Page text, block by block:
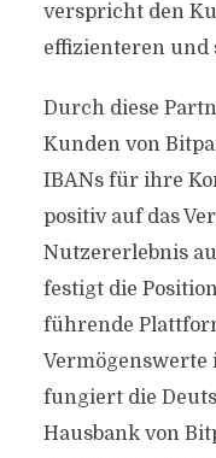
verspricht den
effizienteren und
Durch diese
Kunden von
IBANs für ihre
positiv auf das
Nutzererlebnis
festigt die
führende
Vermögenswerte
fungiert die
Hausbank von